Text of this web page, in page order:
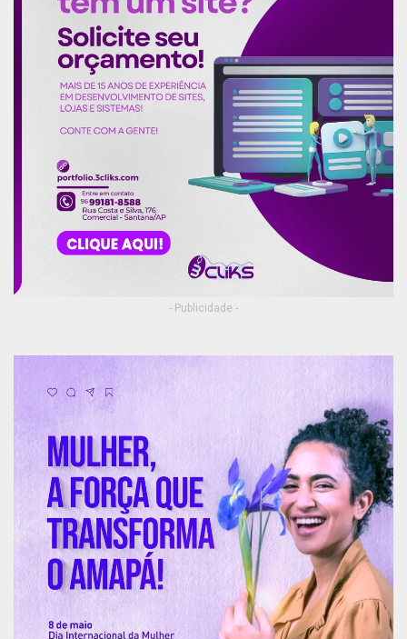
- Publicidade -